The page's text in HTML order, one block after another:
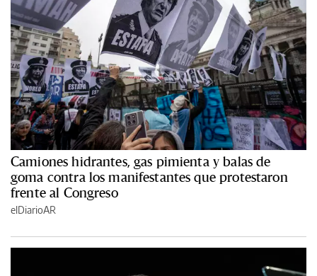
Camiones hidrantes, gas pimienta y balas de
goma contra los manifestantes que protestaron
frente al Congreso
elDiarioAR